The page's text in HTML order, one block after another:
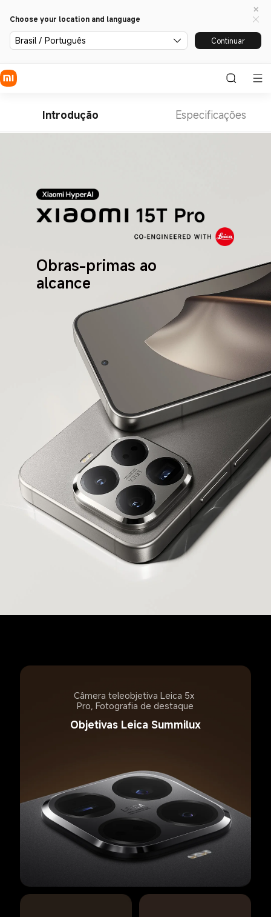
Choose your location and language
Brasil / Português Continuar
Introdução Especificações
Obras-primas ao
alcance
Câmera teleobjetiva Leica 5x
Pro, Fotografia de destaque
Objetivas Leica Summilux